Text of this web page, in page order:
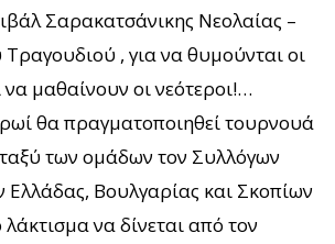
Σαρακατσάνικης Νεολαίας –
, για να θυμούνται οι
να μαθαίνουν οι νεότεροι!…
θα πραγματοποιηθεί τουρνουά
των ομάδων τον Συλλόγων
Βουλγαρίας και Σκοπίων
να δίνεται από τον